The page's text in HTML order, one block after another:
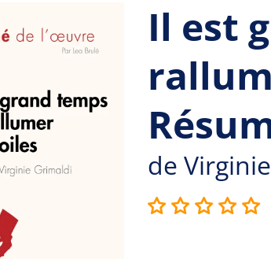
Il est
de